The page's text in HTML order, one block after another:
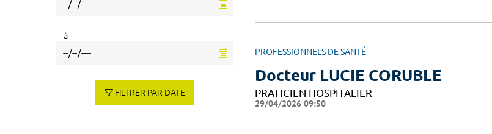
PROFESSIONNELS DE SANTÉ
Docteur LUCIE CORUBLE
PRATICIEN HOSPITALIER
29/04/2026 09:50
à
FILTRER PAR DATE